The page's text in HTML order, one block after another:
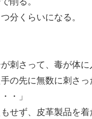
分くらいになる。
刺さって、毒が体に
の先に無数に刺さっ
・」
せず、皮革製品を着